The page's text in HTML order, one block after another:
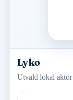
Lyko
Utvald lokal